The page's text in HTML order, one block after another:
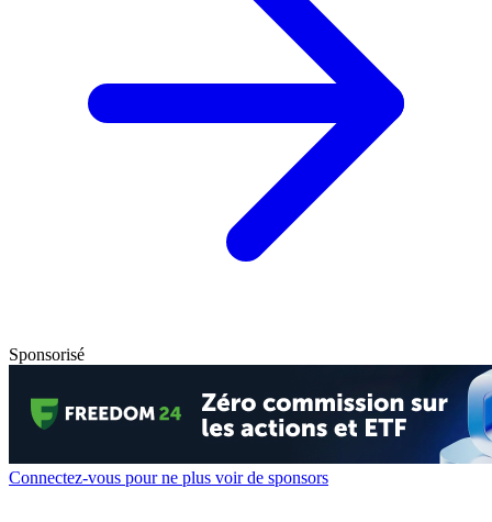
Sponsorisé
Connectez-vous pour ne plus voir de sponsors